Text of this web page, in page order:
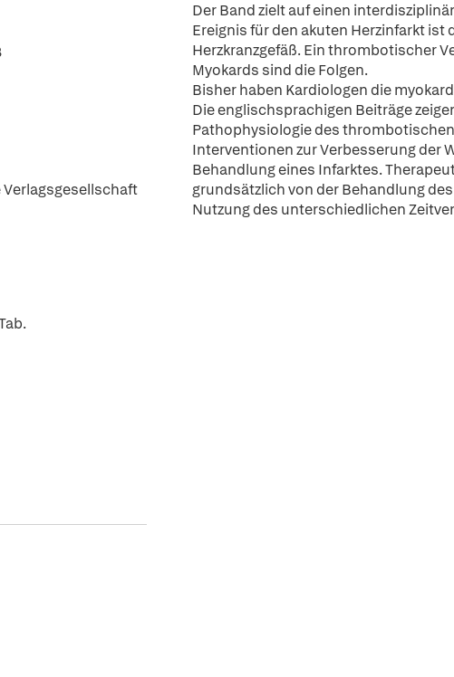
Der Band zielt auf einen
Ereignis für den akuten Herzinfarkt
Herzkranzgefäß. Ein thrombotischer
Myokards sind die Folgen.
Bisher haben Kardiologen die
Die englischsprachigen Beiträge
Pathophysiologie des
Interventionen zur Verbesserung der
Behandlung eines Infarktes.
grundsätzlich von der Behandlung
Nutzung des unterschiedlichen